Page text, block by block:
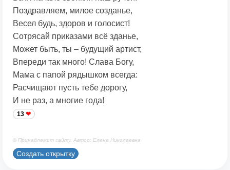
Поздравляем, милое созданье,
Весел будь, здоров и голосист!
Сотрясай приказами всё зданье,
Может быть, ты – будущий артист,
Впереди так много! Слава Богу,
Мама с папой рядышком всегда:
Расчищают пусть тебе дорогу,
И не раз, а многие года!
13
© Принадлежит сайту. Автор: Елена Николаевна
Создать открытку